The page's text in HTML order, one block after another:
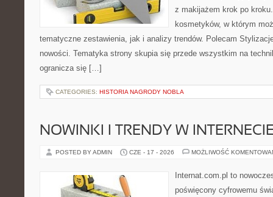
z makijażem krok po
kosmetyków, w którym
tematyczne zestawienia, jak i analizy trendów. Polecam
nowości. Tematyka strony skupia się przede wszystkim na
ogranicza się […]
CATEGORIES: HISTORIA NAGRODY NOBLA
NOWINKI I TRENDY W
POSTED BY ADMIN CZE - 17 - 2026 MOŻLIWOŚĆ
Internat.com.pl to
poświęcony cyfrowemu